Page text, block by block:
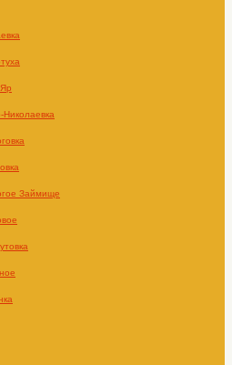
Николаевка
Займище